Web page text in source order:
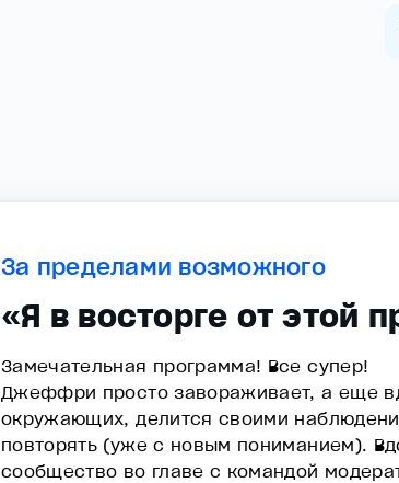
За пределами возможного
«Я в восторге от этой
Замечательная программа! Все супер!
Джеффри просто завораживает, а еще
окружающих, делится своими
повторять (уже с новым пониманием).
сообщество во главе с командой